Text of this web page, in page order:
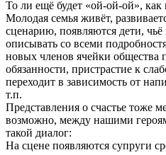
То ли ещё будет «ой-ой-ой», как
Молодая семья живёт,
сценарию, появляются дети,
описывать со всеми
новых членов ячейки общества
обязанности, пристрастие к
переходит в зависимость от
т.п.
Представления о счастье тоже
возможно, между нашими
такой диалог:
На сцене появляются супруги